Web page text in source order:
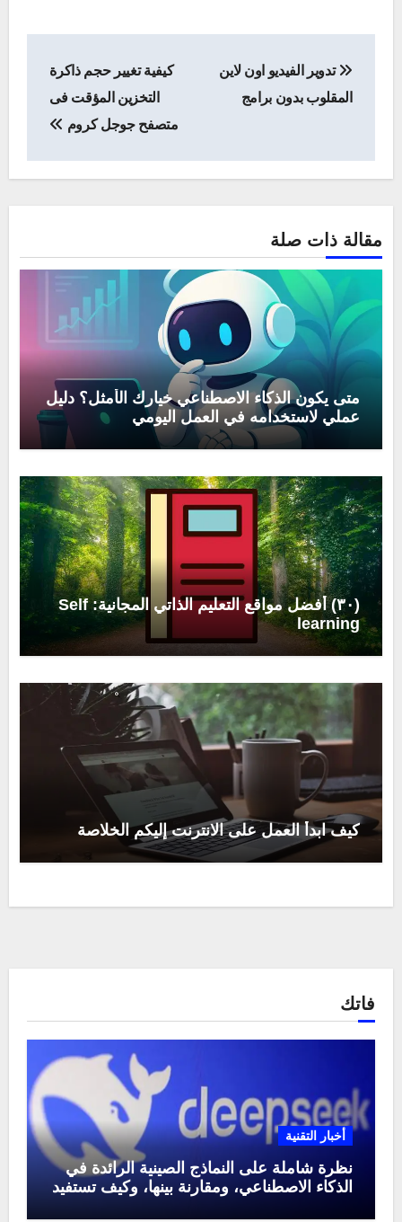
المقالات
تدوير الفيديو اون لاين
المقلوب بدون برامج
كيفية تغيير حجم ذاكرة
التخزين المؤقت فى
متصفح جوجل كروم
مقالة ذات صلة
متى يكون الذكاء الاصطناعي خيارك الأمثل؟ دليل
عملي لاستخدامه في العمل اليومي
(٣٠) أفضل مواقع التعليم الذاتي المجانية: Self
learning
كيف ابدأ العمل على الانترنت إليكم الخلاصة
فاتك
أخبار التقنية
نظرة شاملة على النماذج الصينية الرائدة في
الذكاء الاصطناعي، ومقارنة بينها، وكيف تستفيد